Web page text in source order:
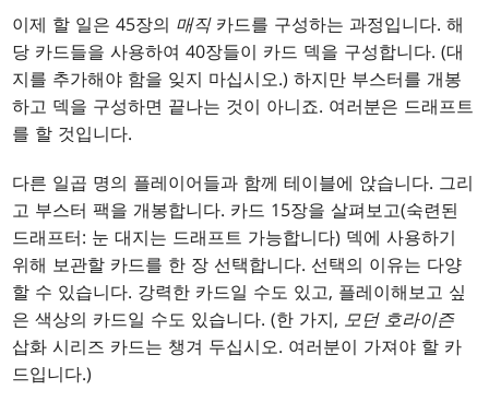
이제 할 일은 45장의 매직카드를 구성하는 과정입니다. 해
당 카드들을 사용하여 40장들이 카드 덱을 구성합니다. (대
지를 추가해야 함을 잊지 마십시오.) 하지만 부스터를 개봉
하고 덱을 구성하면 끝나는 것이 아니죠. 여러분은 드래프트
를 할 것입니다.
다른 일곱 명의 플레이어들과 함께 테이블에 앉습니다. 그리
고 부스터 팩을 개봉합니다. 카드 15장을 살펴보고(숙련된
드래프터: 눈 대지는 드래프트 가능합니다) 덱에 사용하기
위해 보관할 카드를 한 장 선택합니다. 선택의 이유는 다양
할 수 있습니다. 강력한 카드일 수도 있고, 플레이해보고 싶
은 색상의 카드일 수도 있습니다. (한 가지, 모던 호라이즌
삽화 시리즈 카드는 챙겨 두십시오. 여러분이 가져야 할 카
드입니다.)